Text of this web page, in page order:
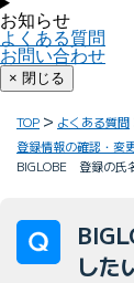
お知らせ
よくある質問
お問い合わせ
× 閉じる
TOP よくある質問
登録情報の確認・変
BIGLOBE 登録の氏
した